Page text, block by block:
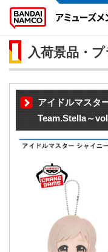
入荷景品・
アイドルマスタ
Team.Stella～